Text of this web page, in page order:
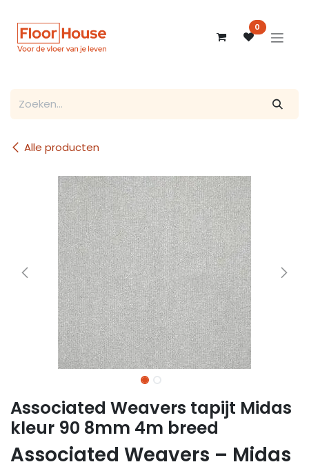
0
Alle producten
Associated Weavers tapijt Midas
kleur 90 8mm 4m breed
Associated Weavers – Midas